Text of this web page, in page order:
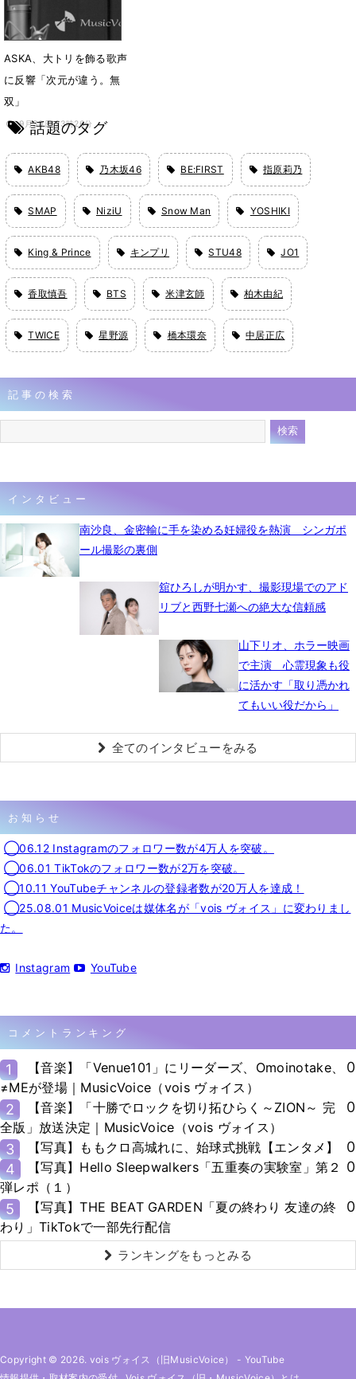
ASKA、大トリを飾る歌声
に反響「次元が違う。無
双」
9月30日 23時26分
話題のタグ
AKB48 乃木坂46 BE:FIRST 指原莉乃
SMAP NiziU Snow Man YOSHIKI
King & Prince キンプリ STU48 JO1
香取慎吾 BTS 米津玄師 柏木由紀
TWICE 星野源 橋本環奈 中居正広
記事の検索
インタビュー
南沙良、金密輸に手を染める妊婦役を熱演 シンガポ
ール撮影の裏側
舘ひろしが明かす、撮影現場でのアド
リブと西野七瀬への絶大な信頼感
山下リオ、ホラー映画
で主演 心霊現象も役
に活かす「取り憑かれ
てもいい役だから」
全てのインタビューをみる
お知らせ
◯06.12 Instagramのフォロワー数が4万人を突破。
◯06.01 TikTokのフォロワー数が2万を突破。
◯10.11 YouTubeチャンネルの登録者数が20万人を達成！
◯25.08.01 MusicVoiceは媒体名が「vois ヴォイス」に変わりまし
た。
Instagram YouTube
コメントランキング
1
【音楽】「Venue101」にリーダーズ、Omoinotake、
≠MEが登場｜MusicVoice（vois ヴォイス）
0
2
【音楽】「十勝でロックを切り拓ひらく～ZION～ 完
全版」放送決定｜MusicVoice（vois ヴォイス）
0
3 【写真】ももクロ高城れに、始球式挑戦【エンタメ】
0
4
【写真】Hello Sleepwalkers「五重奏の実験室」第２
弾レポ（１）
0
5
【写真】THE BEAT GARDEN「夏の終わり 友達の終
わり」TikTokで一部先行配信
0
ランキングをもっとみる
Copyright © 2026. vois ヴォイス（旧MusicVoice） - YouTube